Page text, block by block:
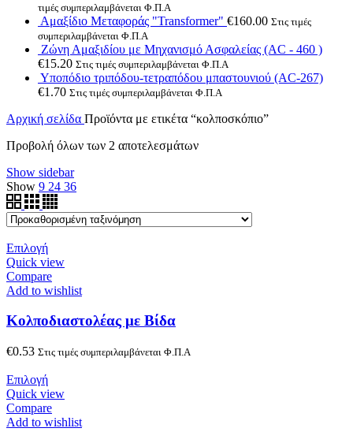
τιμές συμπεριλαμβάνεται Φ.Π.Α
Αμαξίδιο Μεταφοράς "Transformer" €160.00 Στις τιμές
συμπεριλαμβάνεται Φ.Π.Α
Ζώνη Αμαξιδίου με Μηχανισμό Ασφαλείας (AC - 460 )
€15.20 Στις τιμές συμπεριλαμβάνεται Φ.Π.Α
Υποπόδιο τριπόδου-τετραπόδου μπαστουνιού (AC-267)
€1.70 Στις τιμές συμπεριλαμβάνεται Φ.Π.Α
Αρχική σελίδα Προϊόντα με ετικέτα “κολποσκόπιο”
Προβολή όλων των 2 αποτελεσμάτων
Show sidebar
Show 9 24 36
Επιλογή
Quick view
Compare
Add to wishlist
Κολποδιαστολέας με Βίδα
€0.53 Στις τιμές συμπεριλαμβάνεται Φ.Π.Α
Επιλογή
Quick view
Compare
Add to wishlist